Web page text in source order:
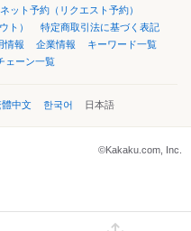
ネット予約（リクエスト予約）
ト）
特定商取引法に基づく表記
情報 企業情報
キーワード一覧
ェーン一覧
體中文 한국어 日本語
©Kakaku.com, Inc.